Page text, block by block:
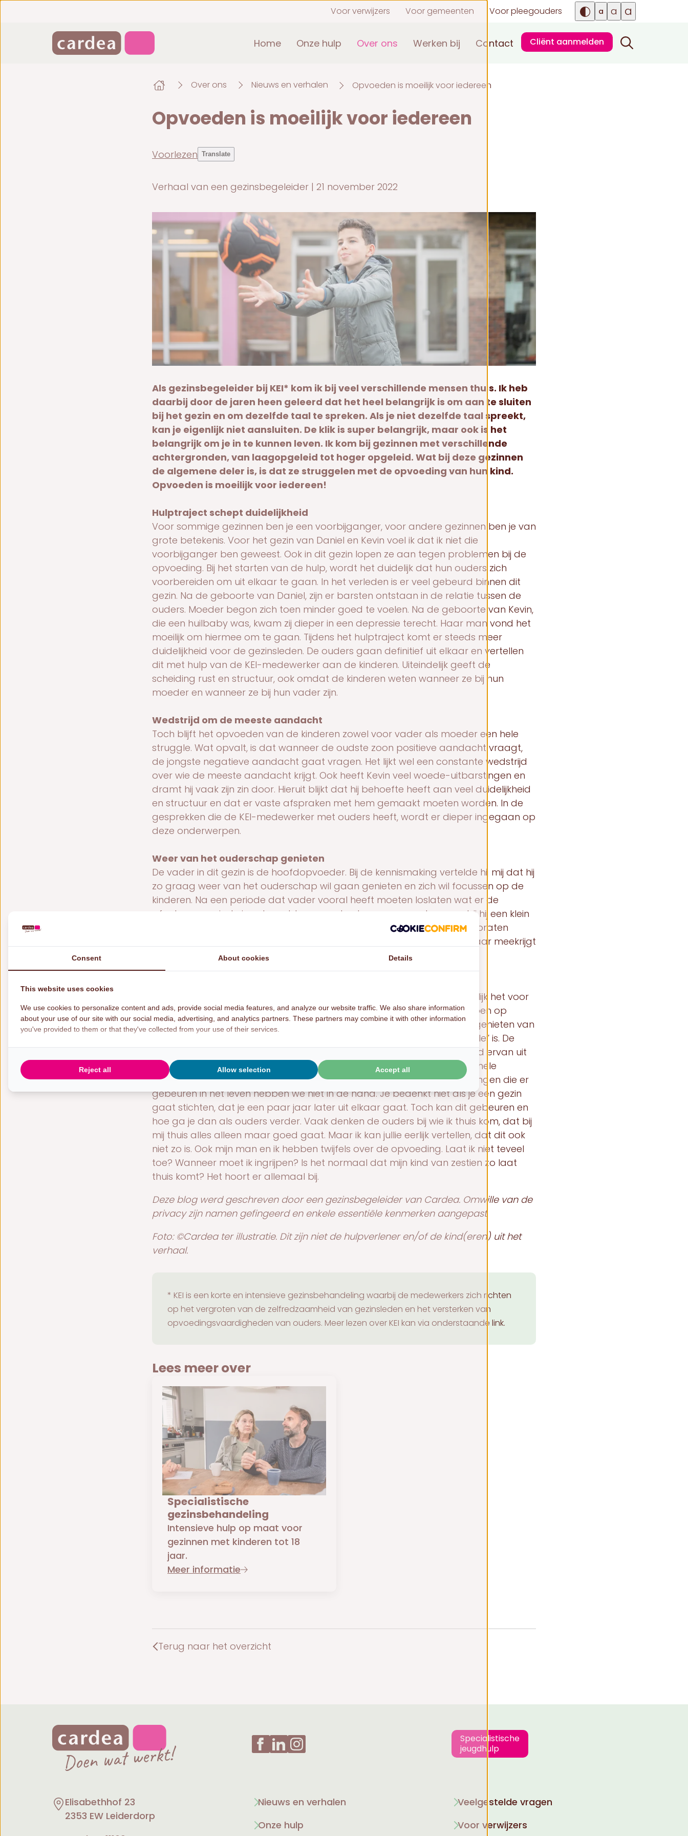
Voor verwijzers Voor gemeenten Voor pleegouders a a a
Home Onze hulp Over ons Werken bij Contact Cliënt aanmelden
Over ons Nieuws en verhalen Opvoeden is moeilijk voor iedereen
Opvoeden is moeilijk voor iedereen
Voorlezen Translate
Verhaal van een gezinsbegeleider | 21 november 2022
Als gezinsbegeleider bij KEI* kom ik bij veel verschillende mensen thuis. Ik heb
daarbij door de jaren heen geleerd dat het heel belangrijk is om aan te sluiten
bij het gezin en om dezelfde taal te spreken. Als je niet dezelfde taal spreekt,
kan je eigenlijk niet aansluiten. De klik is super belangrijk, maar ook is het
belangrijk om je in te kunnen leven. Ik kom bij gezinnen met verschillende
achtergronden, van laagopgeleid tot hoger opgeleid. Wat bij deze gezinnen
de algemene deler is, is dat ze struggelen met de opvoeding van hun kind.
Opvoeden is moeilijk voor iedereen!
Hulptraject schept duidelijkheid
Voor sommige gezinnen ben je een voorbijganger, voor andere gezinnen ben je van
grote betekenis. Voor het gezin van Daniel en Kevin voel ik dat ik niet die
voorbijganger ben geweest. Ook in dit gezin lopen ze aan tegen problemen bij de
opvoeding. Bij het starten van de hulp, wordt het duidelijk dat hun ouders zich
voorbereiden om uit elkaar te gaan. In het verleden is er veel gebeurd binnen dit
gezin. Na de geboorte van Daniel, zijn er barsten ontstaan in de relatie tussen de
ouders. Moeder begon zich toen minder goed te voelen. Na de geboorte van Kevin,
die een huilbaby was, kwam zij dieper in een depressie terecht. Haar man vond het
moeilijk om hiermee om te gaan. Tijdens het hulptraject komt er steeds meer
duidelijkheid voor de gezinsleden. De ouders gaan definitief uit elkaar en vertellen
dit met hulp van de KEI-medewerker aan de kinderen. Uiteindelijk geeft de
scheiding rust en structuur, ook omdat de kinderen weten wanneer ze bij hun
moeder en wanneer ze bij hun vader zijn.
Wedstrijd om de meeste aandacht
Toch blijft het opvoeden van de kinderen zowel voor vader als moeder een hele
struggle. Wat opvalt, is dat wanneer de oudste zoon positieve aandacht vraagt,
de jongste negatieve aandacht gaat vragen. Het lijkt wel een constante wedstrijd
over wie de meeste aandacht krijgt. Ook heeft Kevin veel woede-uitbarstingen en
dramt hij vaak zijn zin door. Hieruit blijkt dat hij behoefte heeft aan veel duidelijkheid
en structuur en dat er vaste afspraken met hem gemaakt moeten worden. In de
gesprekken die de KEI-medewerker met ouders heeft, wordt er dieper ingegaan op
deze onderwerpen.
Weer van het ouderschap genieten
De vader in dit gezin is de hoofdopvoeder. Bij de kennismaking vertelde hij mij dat hij
zo graag weer van het ouderschap wil gaan genieten en zich wil focussen op de
kinderen. Na een periode dat vader vooral heeft moeten loslaten wat er de
afgelopen periode is gebeurd, komen er heel soms momenten waarbij hij een klein
beetje kan genieten. Vader vindt het fijn met mij als KEI-medewerker te praten
omdat zij luistert naar zijn verhaal en hij weer iets kan met wat hij van haar meekrijgt
tijdens de gesprekken.
En zo kom ik dagelijks bij gezinnen waarbij ouders mij vertellen hoe moeilijk het voor
ze is om op te voeden. Dat ze met hun handen in het haar zitten en hopen op
antwoorden op hun vragen. Ze willen rust in hun gezin en weer kunnen genieten van
hun kinderen. Vaak vertel ik aan ouders dat opvoeden een hele “struggle” is. De
meeste kinderen worden uit liefde geboren en ik denk dat bijna niemand ervan uit
gaat dat de situatie zo moeilijk wordt dat er hulp bij nodig is. Het is een hele
verantwoordelijkheid en je maakt van alles mee met je kinderen. Veel dingen die er
gebeuren in het leven hebben we niet in de hand. Je bedenkt niet als je een gezin
gaat stichten, dat je een paar jaar later uit elkaar gaat. Toch kan dit gebeuren en
hoe ga je dan als ouders verder. Vaak denken de ouders bij wie ik thuis kom, dat bij
mij thuis alles alleen maar goed gaat. Maar ik kan jullie eerlijk vertellen, dat dit ook
niet zo is. Ook mijn man en ik hebben twijfels over de opvoeding. Laat ik niet teveel
toe? Wanneer moet ik ingrijpen? Is het normaal dat mijn kind van zestien zo laat
thuis komt? Het hoort er allemaal bij.
Deze blog werd geschreven door een gezinsbegeleider van Cardea. Omwille van de
privacy zijn namen gefingeerd en enkele essentiële kenmerken aangepast.
Foto: ©Cardea ter illustratie. Dit zijn niet de hulpverlener en/of de kind(eren) uit het
verhaal.
* KEI is een korte en intensieve gezinsbehandeling waarbij de medewerkers zich richten
op het vergroten van de zelfredzaamheid van gezinsleden en het versterken van
opvoedingsvaardigheden van ouders. Meer lezen over KEI kan via onderstaande link.
Lees meer over
Specialistische
gezinsbehandeling
Intensieve hulp op maat voor
gezinnen met kinderen tot 18
jaar.
Meer informatie
Terug naar het overzicht
Specialistische
jeugdhulp
Elisabethhof 23
2353 EW Leiderdorp
Nieuws en verhalen
Onze hulp
Veelgestelde vragen
Voor verwijzers
Consent About cookies Details
This website uses cookies
We use cookies to personalize content and ads, provide social media features, and analyze our website traffic. We also share information
about your use of our site with our social media, advertising, and analytics partners. These partners may combine it with other information
you've provided to them or that they've collected from your use of their services.
Reject all Allow selection Accept all